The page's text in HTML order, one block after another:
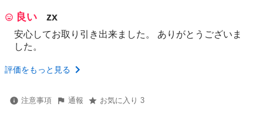
良い zx
安心してお取り引き出来ました。 ありがとうございま
した。
評価をもっと見る
注意事項 通報 お気に入り 3